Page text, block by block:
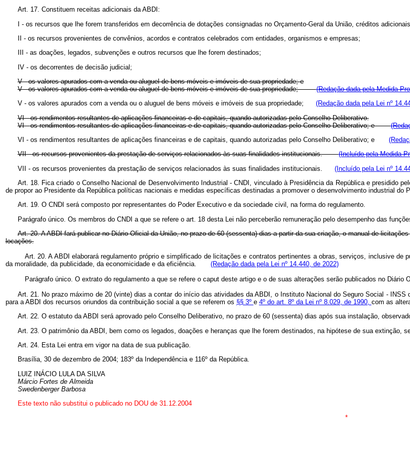
Art. 17. Constituem receitas adicionais da ABDI:
I - os recursos que lhe forem transferidos em decorrência de dotações consignadas no Orçamento-Geral da União, créditos
II - os recursos provenientes de convênios, acordos e contratos celebrados com entidades, organismos e empresas;
III - as doações, legados, subvenções e outros recursos que lhe forem destinados;
IV - os decorrentes de decisão judicial;
V - os valores apurados com a venda ou aluguel de bens móveis e imóveis de sua propriedade; e
V - os valores apurados com a venda ou aluguel de bens móveis e imóveis de sua propriedade;(Redação dada pela Medida
V - os valores apurados com a venda ou o aluguel de bens móveis e imóveis de sua propriedade; (Redação dada pela Lei nº
VI - os rendimentos resultantes de aplicações financeiras e de capitais, quando autorizadas pelo Conselho Deliberativo.
VI - os rendimentos resultantes de aplicações financeiras e de capitais, quando autorizadas pelo Conselho Deliberativo; e
VI - os rendimentos resultantes de aplicações financeiras e de capitais, quando autorizadas pelo Conselho Deliberativo; e
VII - os recursos provenientes da prestação de serviços relacionados às suas finalidades institucionais.(Incluído pela Medida
VII - os recursos provenientes da prestação de serviços relacionados às suas finalidades institucionais. (Incluído pela Lei nº
Art. 18. Fica criado o Conselho Nacional de Desenvolvimento Industrial - CNDI, vinculado à Presidência da República e presidido
de propor ao Presidente da República políticas nacionais e medidas específicas destinadas a promover o desenvolvimento industrial do
Art. 19. O CNDI será composto por representantes do Poder Executivo e da sociedade civil, na forma do regulamento.
Parágrafo único. Os membros do CNDI a que se refere o art. 18 desta Lei não perceberão remuneração pelo desempenho das
Art. 20. A ABDI fará publicar no Diário Oficial da União, no prazo de 60 (sessenta) dias a partir da sua criação, o manual de
locações.
Art. 20. A ABDI elaborará regulamento próprio e simplificado de licitações e contratos pertinentes a obras, serviços, inclusive
da moralidade, da publicidade, da economicidade e da eficiência. (Redação dada pela Lei nº 14.440, de 2022)
Parágrafo único. O extrato do regulamento a que se refere o caputdeste artigo e o de suas alterações serão publicados no
Art. 21. No prazo máximo de 20 (vinte) dias a contar do início das atividades da ABDI, o Instituto Nacional do Seguro Social -
para a ABDI dos recursos oriundos da contribuição social a que se referem os §§ 3º e 4º do art. 8º da Lei nº 8.029, de 1990, com as
Art. 22. O estatuto da ABDI será aprovado pelo Conselho Deliberativo, no prazo de 60 (sessenta) dias após sua instalação,
Art. 23. O patrimônio da ABDI, bem como os legados, doações e heranças que lhe forem destinados, na hipótese de sua extinção,
Art. 24. Esta Lei entra em vigor na data de sua publicação.
Brasília, 30 de dezembro de 2004; 183º da Independência e 116º da República.
LUIZ INÁCIO LULA DA SILVA
Márcio Fortes de Almeida
Swedenberger Barbosa
Este texto não substitui o publicado no DOU de 31.12.2004
*